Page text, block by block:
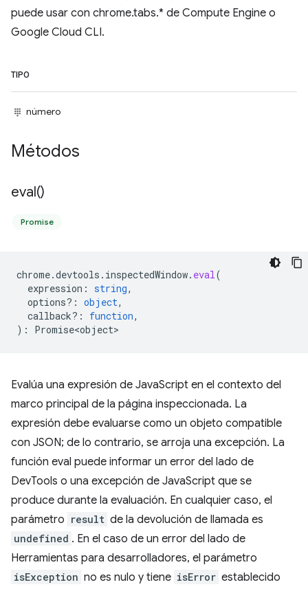
puede usar con chrome.tabs.* de Compute Engine o
Google Cloud CLI.
TIPO
número
Métodos
eval()
Promise
chrome.devtools . inspectedWindow. eval(
expression : string,
options? : object,
callback? : function,
) : Promise<object>
Evalúa una expresión de JavaScript en el contexto del
marco principal de la página inspeccionada. La
expresión debe evaluarse como un objeto compatible
con JSON; de lo contrario, se arroja una excepción. La
función eval puede informar un error del lado de
DevTools o una excepción de JavaScript que se
produce durante la evaluación. En cualquier caso, el
parámetro result de la devolución de llamada es
undefined . En el caso de un error del lado de
Herramientas para desarrolladores, el parámetro
isException no es nulo y tiene isError establecido